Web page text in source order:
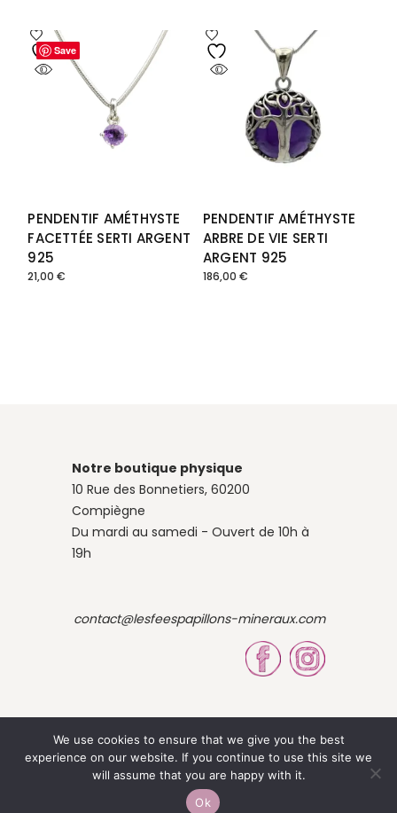
Save
PENDENTIF AMÉTHYSTE
FACETTÉE SERTI ARGENT
925
21,00€
Save
PENDENTIF AMÉTHYSTE
ARBRE DE VIE SERTI
ARGENT 925
186,00 €
Notre boutique physique
10 Rue des Bonnetiers, 60200
Compiègne
Du mardi au samedi - Ouvert de 10h à
19h
contact@lesfeespapillons-mineraux.com
We use cookies to ensure that we give you the best
experience on our website. If you continue to use this site we
will assume that you are happy with it.
Ok